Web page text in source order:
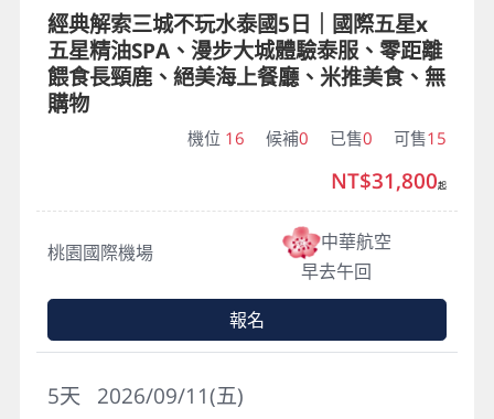
經典解索三城不玩水泰國5日｜國際五星x
五星精油SPA、漫步大城體驗泰服、零距離
餵食長頸鹿、絕美海上餐廳、米推美食、無
購物
機位 16 候補0 已售0 可售15
桃園國際機場
中華航空
早去午回
NT$31,800起
報名
2026/09/11(五)
5天